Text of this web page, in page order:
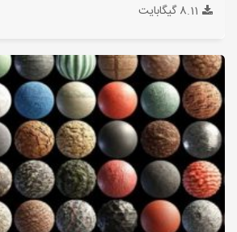
8.11 گیگابایت